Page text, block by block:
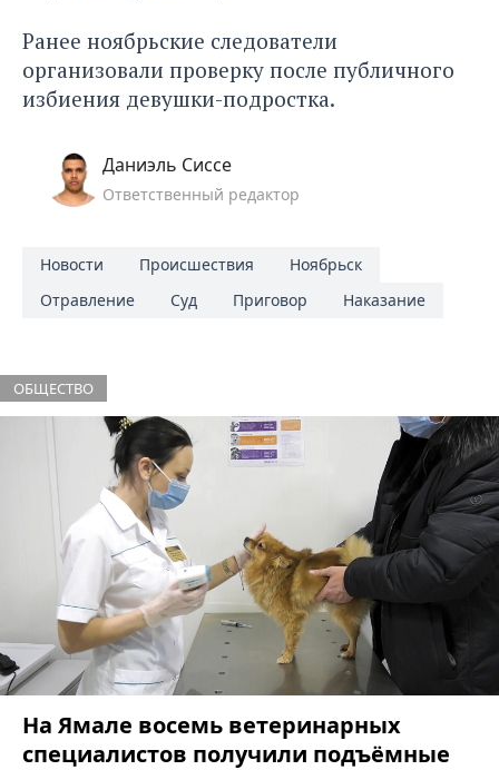
Ранее ноябрьские следователи
организовали проверку после публичного
избиения девушки-подростка.
Даниэль Сиссе
Ответственный редактор
Новости Происшествия
Ноябрьск
Отравление
Суд Приговор Наказание
ОБЩЕСТВО
На Ямале восемь ветеринарных
специалистов получили подъёмные